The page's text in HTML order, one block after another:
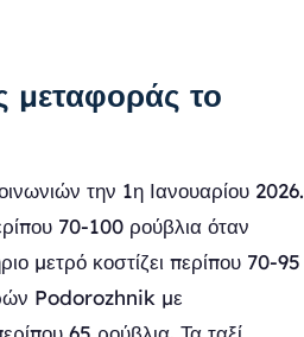
μεταφοράς το
την 1η Ιανουαρίου 2026.
70-100 ρούβλια όταν
μετρό κοστίζει περίπου 70-95
Podorozhnik με